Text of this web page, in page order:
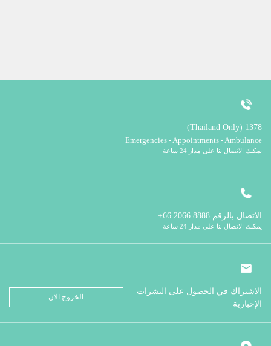
1378 (Thailand Only)
Emergencies - Appointments - Ambulance
يمكنك الاتصال بنا على مدار 24 ساعة
الاتصال بالرقم
يمكنك الاتصال بنا على مدار 24 ساعة
الاشتراك في الحصول على النشرات
الإخبارية
الخروج الان